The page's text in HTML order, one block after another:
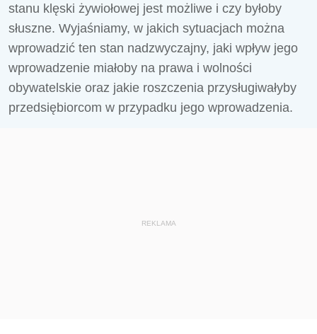
stanu klęski żywiołowej jest możliwe i czy byłoby
słuszne. Wyjaśniamy, w jakich sytuacjach można
wprowadzić ten stan nadzwyczajny, jaki wpływ jego
wprowadzenie miałoby na prawa i wolności
obywatelskie oraz jakie roszczenia przysługiwałyby
przedsiębiorcom w przypadku jego wprowadzenia.
REKLAMA